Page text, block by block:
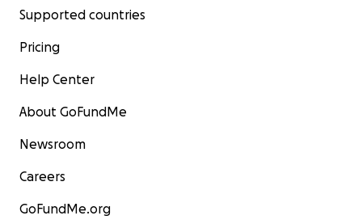
Supported countries
Pricing
Help Center
About GoFundMe
Newsroom
Careers
GoFundMe.org